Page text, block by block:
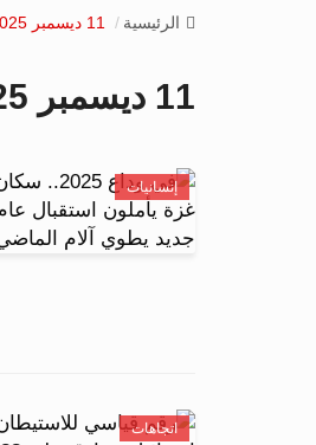
الرئيسية 11 ديسمبر 2025
11 ديسمبر 2025
إنسانيات
اتجاهات